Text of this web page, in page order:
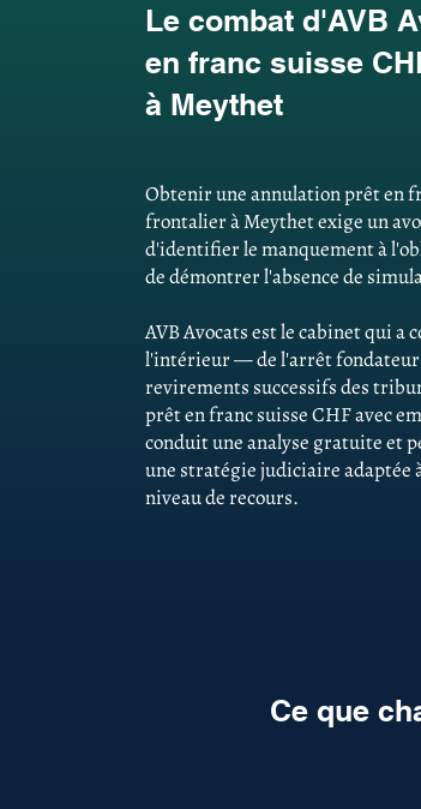
Le combat d'AVB
en franc suisse
à Meythet
Obtenir une annulation prêt en
frontalier à Meythet exige un
d'identifier le manquement à
de démontrer l'absence de
AVB Avocats est le cabinet qui
l'intérieur — de l'arrêt fondateur
revirements successifs des
prêt en franc suisse CHF avec
conduit une analyse gratuite et
une stratégie judiciaire adaptée
niveau de recours.
Ce que